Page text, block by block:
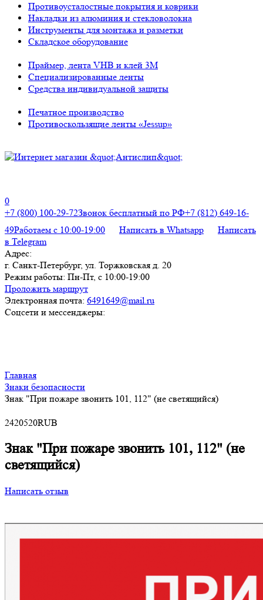
Противоусталостные покрытия и коврики
Накладки из алюминия и стекловолокна
Инструменты для монтажа и разметки
Складское оборудование
Праймер, лента VHB и клей 3М
Специализированные ленты
Средства индивидуальной защиты
Печатное производство
Противоскользящие ленты «Jessup»
0
+7 (800) 100-29-72Звонок бесплатный по РФ+7 (812) 649-16-
49Работаем с 10:00-19:00 Написать в Whatsapp
Написать
в Telegram
Адрес:
г. Санкт-Петербург, ул. Торжковская д. 20
Режим работы: Пн-Пт, с 10:00-19:00
Проложить маршрут
Электронная почта: 6491649@mail.ru
Соцсети и мессенджеры:
Главная
Знаки безопасности
Знак "При пожаре звонить 101, 112" (не светящийся)
2420520RUB
Знак "При пожаре звонить 101, 112" (не
светящийся)
Написать отзыв